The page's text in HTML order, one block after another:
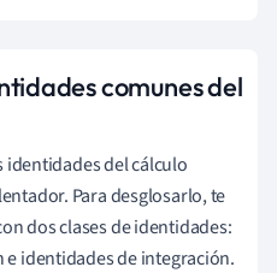
comunes del
identidades del cálculo
Para desglosarlo, te
dos clases de identidades:
identidades de integración.